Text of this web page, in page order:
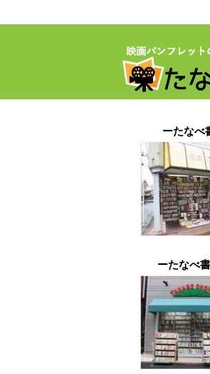
ーたなべ
ーたなべ